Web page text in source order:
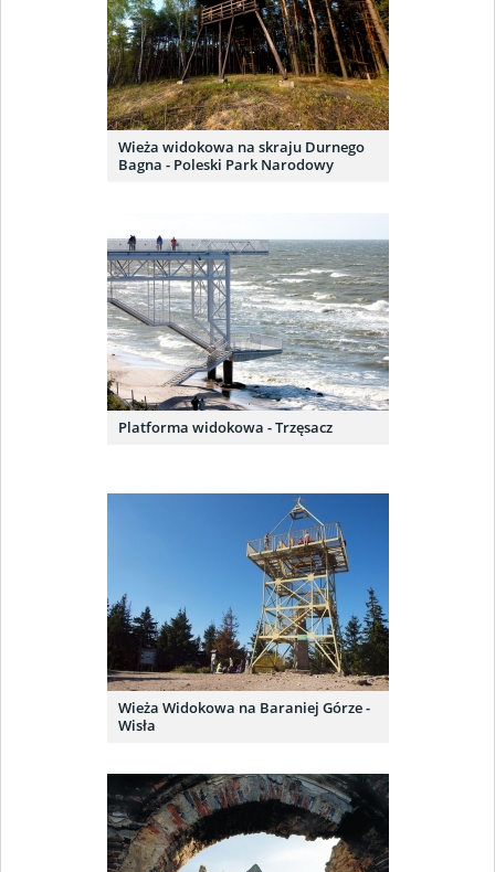
Wieża widokowa na skraju Durnego
Bagna - Poleski Park Narodowy
Platforma widokowa - Trzęsacz
Wieża Widokowa na Baraniej Górze -
Wisła